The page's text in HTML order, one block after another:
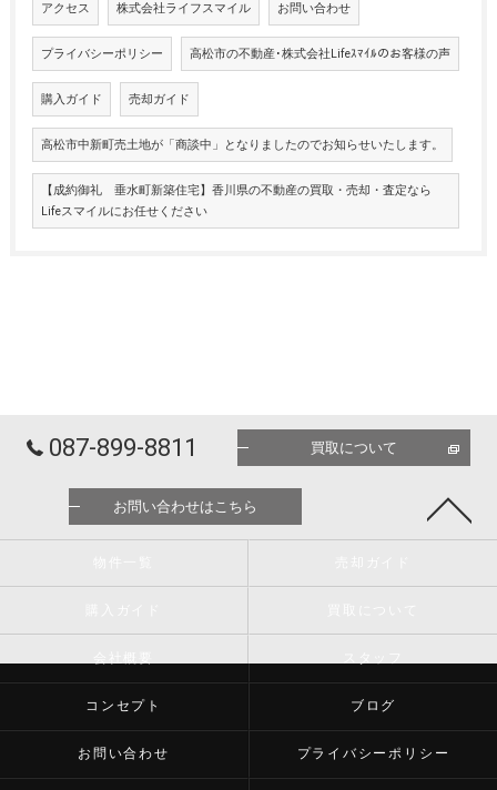
アクセス 株式会社ライフスマイル お問い合わせ
プライバシーポリシー 高松市の不動産･株式会社Lifeｽﾏｲﾙのお客様の声
購入ガイド 売却ガイド
高松市中新町売土地が「商談中」となりましたのでお知らせいたします。
【成約御礼 垂水町新築住宅】香川県の不動産の買取・売却・査定なら
Lifeスマイルにお任せください
087-899-8811 買取について
お問い合わせはこちら
コンセプト ブログ
お問い合わせ プライバシーポリシー